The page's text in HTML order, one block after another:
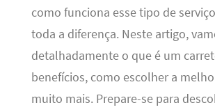
como funciona esse tipo de
toda a diferença. Neste artigo,
detalhadamente o que é um
benefícios, como escolher a
muito mais. Prepare-se para